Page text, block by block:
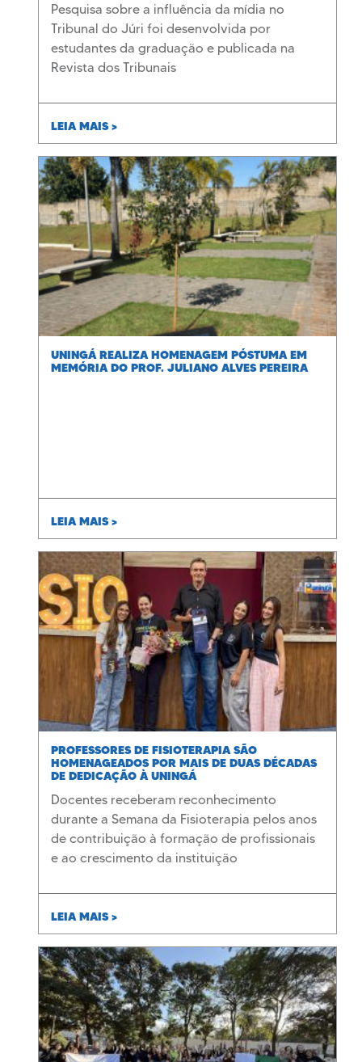
Pesquisa sobre a influência da mídia no
Tribunal do Júri foi desenvolvida por
estudantes da graduação e publicada na
Revista dos Tribunais
LEIA MAIS >
UNINGÁ REALIZA HOMENAGEM PÓSTUMA EM
MEMÓRIA DO PROF. JULIANO ALVES PEREIRA
LEIA MAIS >
PROFESSORES DE FISIOTERAPIA SÃO
HOMENAGEADOS POR MAIS DE DUAS DÉCADAS
DE DEDICAÇÃO À UNINGÁ
Docentes receberam reconhecimento
durante a Semana da Fisioterapia pelos anos
de contribuição à formação de profissionais
e ao crescimento da instituição
LEIA MAIS >